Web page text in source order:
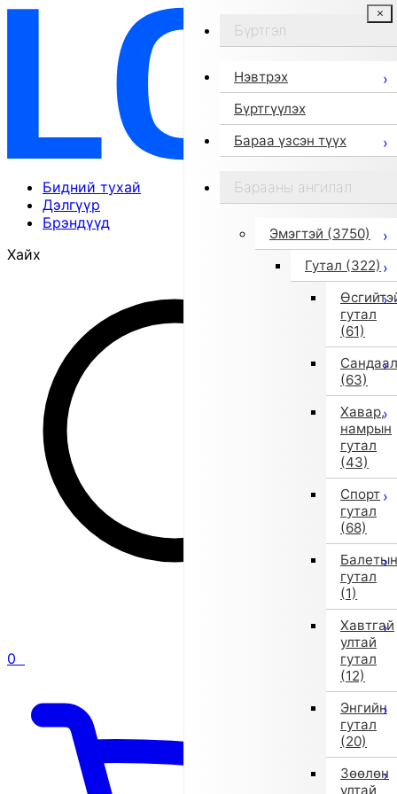
Бидний тухай
Дэлгүүр
Брэндүүд
Хайх
0
Бүртгэл
Нэвтрэх
Бүртгүүлэх
Бараа үзсэн түүх
Барааны ангилал
Эмэгтэй (3750)
Гутал (322)
гутал
(61)
Сандаал
(63)
Хавар,
намрын
гутал
(43)
Спорт
гутал
(68)
Балетын
гутал
(1)
Хавтгай
ултай
гутал
(12)
Энгийн
гутал
(20)
Зөөлөн
ултай